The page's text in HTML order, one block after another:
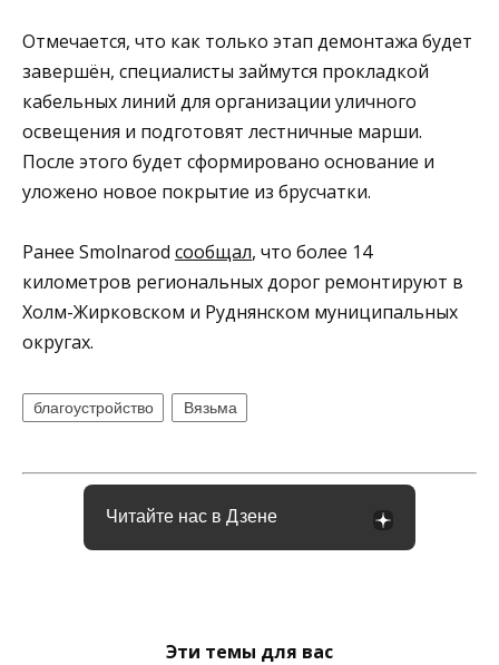
Отмечается, что как только этап демонтажа будет
завершён, специалисты займутся прокладкой
кабельных линий для организации уличного
освещения и подготовят лестничные марши.
После этого будет сформировано основание и
уложено новое покрытие из брусчатки.
Ранее Smolnarod сообщал, что более 14
километров региональных дорог ремонтируют в
Холм-Жирковском и Руднянском муниципальных
округах.
благоустройство Вязьма
Читайте нас в Дзене
Эти темы для вас